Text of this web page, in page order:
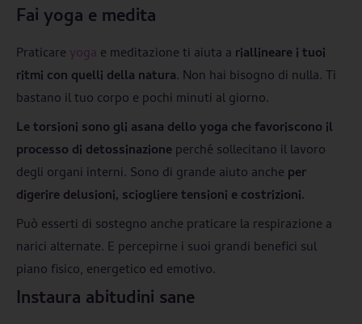
Fai yoga e medita
Praticare yoga e meditazione ti aiuta a riallineare i tuoi
ritmi con quelli della natura. Non hai bisogno di nulla. Ti
bastano il tuo corpo e pochi minuti al giorno.
Le torsioni sono gli asana dello yoga che favoriscono il
processo di detossinazioneperché sollecitano il lavoro
degli organi interni. Sono di grande aiuto anche per
digerire delusioni, sciogliere tensioni e costrizioni.
Può esserti di sostegno anche praticare la respirazione a
narici alternate. E percepirne i suoi grandi benefici sul
piano fisico, energetico ed emotivo.
Instaura abitudini sane